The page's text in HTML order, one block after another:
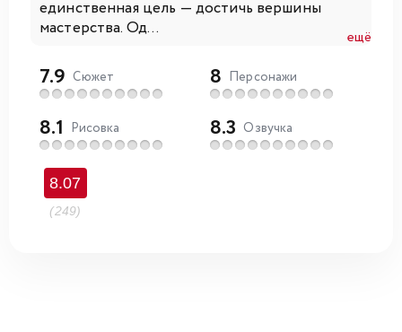
единственная цель — достичь вершины
мастерства. Од...
ещё
7.9 Сюжет 8 Персонажи
8.1 Рисовка 8.3 Озвучка
8.07
(249)